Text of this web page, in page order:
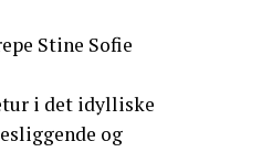
Stine Sofie
i det idylliske
og